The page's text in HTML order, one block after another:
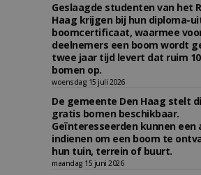
Geslaagde studenten van het
Haag krijgen bij hun diploma-
boomcertificaat, waarmee
deelnemers een boom wordt
twee jaar tijd levert dat ruim
bomen op.
woensdag 15 juli 2026
De gemeente Den Haag stelt
gratis bomen beschikbaar.
Geïnteresseerden kunnen een
indienen om een boom te
hun tuin, terrein of buurt.
maandag 15 juni 2026